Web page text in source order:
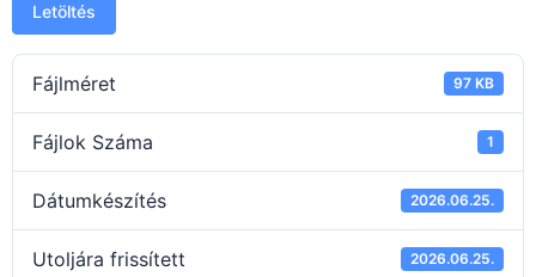
Letöltés
Fájlméret 97 KB
Fájlok Száma 1
Dátumkészítés 2026.06.25.
Utoljára frissített 2026.06.25.